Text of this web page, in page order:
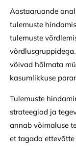
Aastaaruande
tulemuste
tulemuste
võivad hõlmata
kasumlikkuse
Tulemuste
strateegiad ja
annab võimaluse
et tagada